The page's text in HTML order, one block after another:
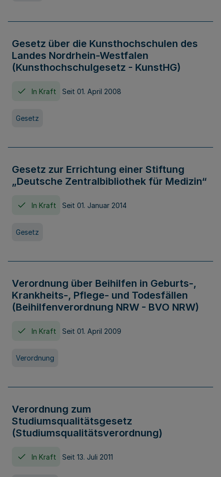
Gesetz über die Kunsthochschulen des
Landes Nordrhein-Westfalen
(Kunsthochschulgesetz - KunstHG)
In Kraft Seit 01. April 2008
Gesetz
Gesetz zur Errichtung einer Stiftung
„Deutsche Zentralbibliothek für Medizin“
In Kraft Seit 01. Januar 2014
Gesetz
Verordnung über Beihilfen in Geburts-,
Krankheits-, Pflege- und Todesfällen
(Beihilfenverordnung NRW - BVO NRW)
In Kraft Seit 01. April 2009
Verordnung
Verordnung zum
Studiumsqualitätsgesetz
(Studiumsqualitätsverordnung)
In Kraft Seit 13. Juli 2011